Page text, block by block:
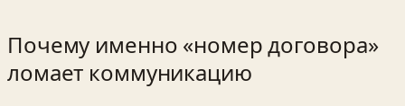
Почему именно «номер договора»
ломает коммуникацию